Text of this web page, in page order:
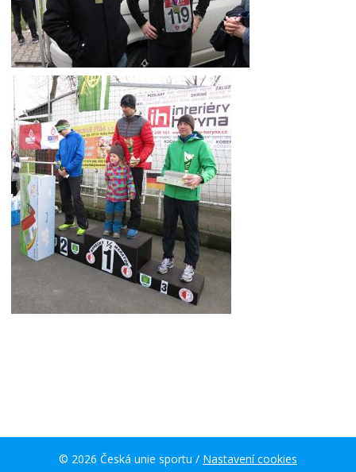
© 2026 Česká unie sportu / Nastavení cookies